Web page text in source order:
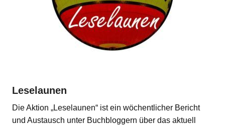
Leselaunen
Die Aktion „Leselaunen“ ist ein wöchentlicher Bericht
und Austausch unter Buchbloggern über das aktuell